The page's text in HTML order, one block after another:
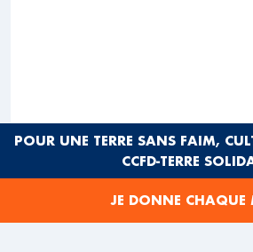
POUR UNE TERRE SANS FAIM,
CCFD-TERRE
JE DONNE CHAQUE